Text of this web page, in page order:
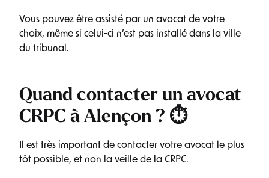
Vous pouvez être assisté par un avocat de votre
choix, même si celui-ci n’est pas installé dans la ville
du tribunal.
Quand contacter un avocat
CRPC à Alençon ? ⏱️
Il est très important de contacter votre avocat le plus
tôt possible, et non la veille de la CRPC.